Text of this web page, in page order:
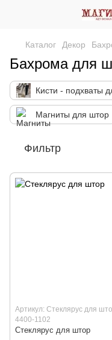
Каталог Декор
Бахрома для
Кисти - подхваты
Магниты для штор
Фильтр
Артикул: Стеклярус для
4400-1102
Стеклярус для штор